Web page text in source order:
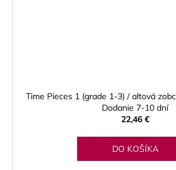
Time Pieces 1 (grade 1-3) / altová
Dodanie 7-10 dní
22,46 €
DO KOŠÍKA